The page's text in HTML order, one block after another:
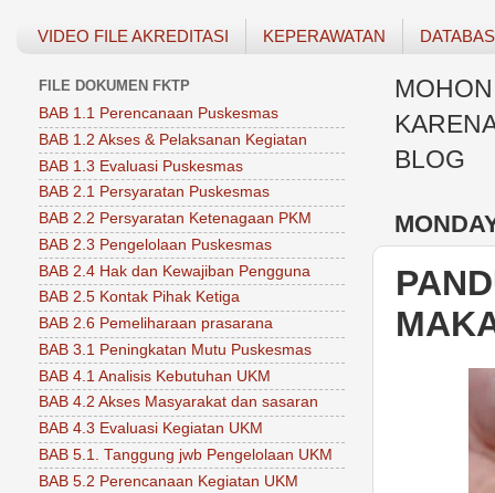
VIDEO FILE AKREDITASI KEPERAWATAN
BLOG
FILE DOKUMEN FKTP
BAB 1.1 Perencanaan Puskesmas
BAB 1.2 Akses & Pelaksanan Kegiatan
BAB 1.3 Evaluasi Puskesmas
BAB 2.1 Persyaratan Puskesmas
BAB 2.2 Persyaratan Ketenagaan PKM
BAB 2.3 Pengelolaan Puskesmas
BAB 2.4 Hak dan Kewajiban Pengguna
BAB 2.5 Kontak Pihak Ketiga
BAB 2.6 Pemeliharaan prasarana
BAB 3.1 Peningkatan Mutu Puskesmas
BAB 4.1 Analisis Kebutuhan UKM
BAB 4.2 Akses Masyarakat dan sasaran
BAB 4.3 Evaluasi Kegiatan UKM
BAB 5.1. Tanggung jwb Pengelolaan UKM
BAB 5.2 Perencanaan Kegiatan UKM